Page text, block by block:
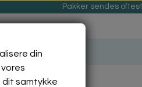
Pakker sendes
din
dit samtykke